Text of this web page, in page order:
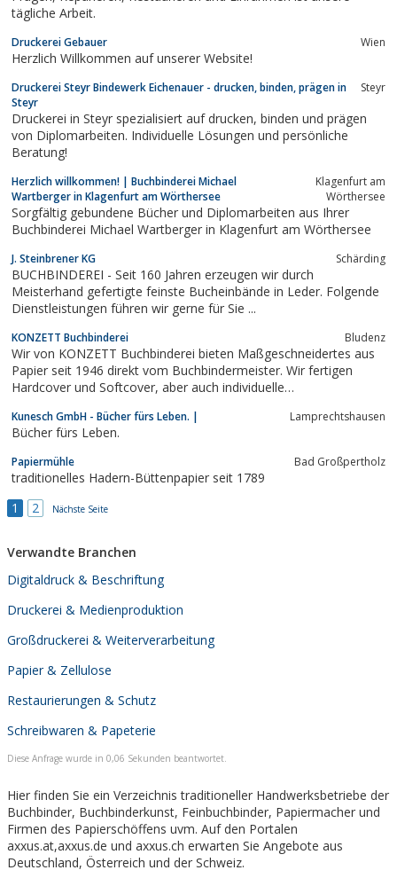
tägliche Arbeit.
Druckerei Gebauer Wien
Herzlich Willkommen auf unserer Website!
Druckerei Steyr Bindewerk Eichenauer - drucken, binden, prägen in
Steyr
Steyr
Druckerei in Steyr spezialisiert auf drucken, binden und prägen
von Diplomarbeiten. Individuelle Lösungen und persönliche
Beratung!
Herzlich willkommen! | Buchbinderei Michael
Wartberger in Klagenfurt am Wörthersee
Klagenfurt am
Wörthersee
Sorgfältig gebundene Bücher und Diplomarbeiten aus Ihrer
Buchbinderei Michael Wartberger in Klagenfurt am Wörthersee
J. Steinbrener KG Schärding
BUCHBINDEREI - Seit 160 Jahren erzeugen wir durch
Meisterhand gefertigte feinste Bucheinbände in Leder. Folgende
Dienstleistungen führen wir gerne für Sie ...
KONZETT Buchbinderei Bludenz
Wir von KONZETT Buchbinderei bieten Maßgeschneidertes aus
Papier seit 1946 direkt vom Buchbindermeister. Wir fertigen
Hardcover und Softcover, aber auch individuelle
handwerklichen und maschinellen Buchbinderei und
Druckweiterverarbeitung sowie im Digitaldruck. Die...
Kunesch GmbH - Bücher fürs Leben. | Lamprechtshausen
Bücher fürs Leben.
Papiermühle Bad Großpertholz
traditionelles Hadern-Büttenpapier seit 1789
1
2 Nächste Seite
Verwandte Branchen
Digitaldruck & Beschriftung
Druckerei & Medienproduktion
Großdruckerei & Weiterverarbeitung
Papier & Zellulose
Restaurierungen & Schutz
Schreibwaren & Papeterie
Diese Anfrage wurde in 0,06 Sekunden beantwortet.
Hier finden Sie ein Verzeichnis traditioneller Handwerksbetriebe der
Buchbinder, Buchbinderkunst, Feinbuchbinder, Papiermacher und
Firmen des Papierschöffens uvm. Auf den Portalen
axxus.at,axxus.de und axxus.ch erwarten Sie Angebote aus
Deutschland, Österreich und der Schweiz.